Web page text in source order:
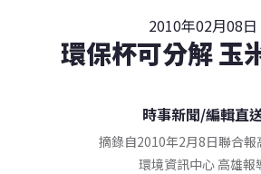
2010年02月08日
環保杯可分解 玉
時事新聞/編輯直
摘錄自2010年2月8日聯合報
環境資訊中心 高雄報